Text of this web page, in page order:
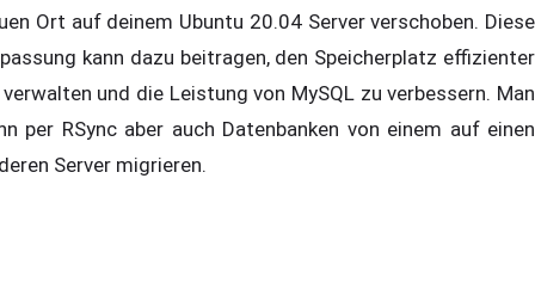
Ort auf deinem Ubuntu 20.04 Server verschoben. Diese
kann dazu beitragen, den Speicherplatz effizienter
und die Leistung von MySQL zu verbessern. Man
per RSync aber auch Datenbanken von einem auf einen
Server migrieren.